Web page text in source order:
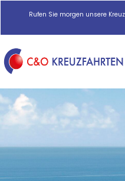
Rufen Sie morgen unsere